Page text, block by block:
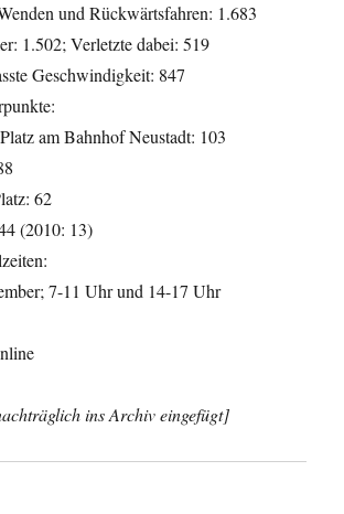
und Rückwärtsfahren: 1.683
1.502; Verletzte dabei: 519
Geschwindigkeit: 847
am Bahnhof Neustadt: 103
62
(2010: 13)
7-11 Uhr und 14-17 Uhr
ins Archiv eingefügt]